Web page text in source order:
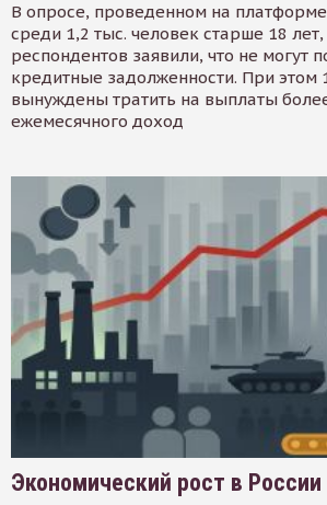
В опросе, проведенном на платформе
среди 1,2 тыс. человек старше 18 лет,
респондентов заявили, что не могут
кредитные задолженности. При этом
вынуждены тратить на выплаты
ежемесячного доход
Экономический рост в России